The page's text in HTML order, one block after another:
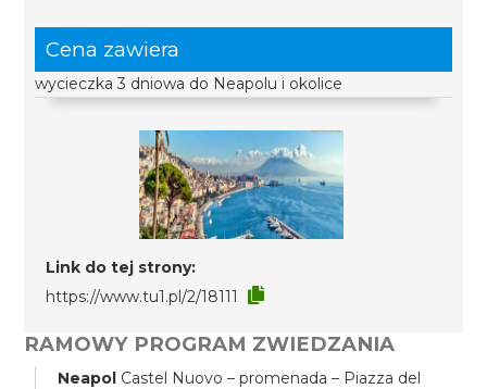
Cena zawiera
wycieczka 3 dniowa do Neapolu i okolice
Link do tej strony:
https://www.tu1.pl/2/18111
RAMOWY PROGRAM ZWIEDZANIA
Neapol Castel Nuovo – promenada – Piazza del